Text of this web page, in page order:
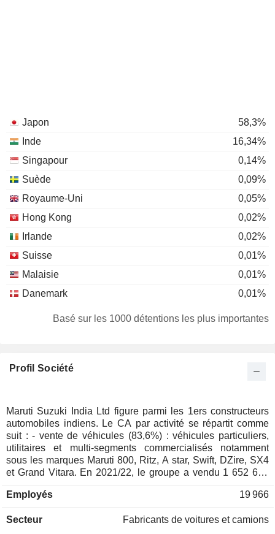
Japon
58,3%
Inde
16,34%
Singapour
0,14%
Suède
0,09%
Royaume-Uni
0,05%
Hong Kong
0,02%
Irlande
0,02%
Suisse
0,01%
Malaisie
0,01%
Danemark
0,01%
Basé sur les 1000 détentions les plus importantes
Profil Société
Maruti Suzuki India Ltd figure parmi les 1ers constructeurs
automobiles indiens. Le CA par activité se répartit comme
suit : - vente de véhicules (83,6%) : véhicules particuliers,
utilitaires et multi-segments commercialisés notamment
sous les marques Maruti 800, Ritz, A star, Swift, DZire, SX4
et Grand Vitara. En 2021/22, le groupe a vendu 1 652 653
moteurs diesel, de composants et de pièces détachées
India dispose de 2 sites de production implantés en Inde.
Employés 19 966
Secteur Fabricants de voitures et camions